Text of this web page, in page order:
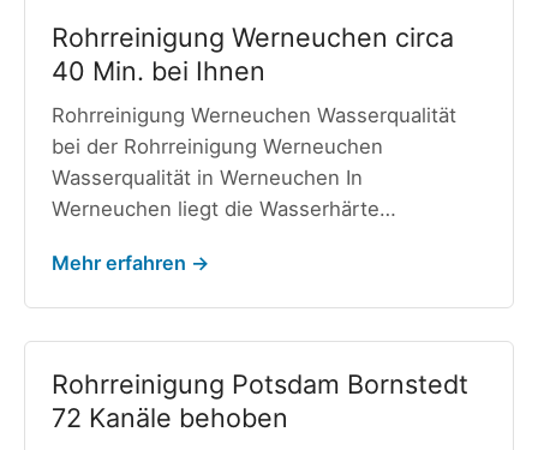
Rohrreinigung Werneuchen circa
40 Min. bei Ihnen
Rohrreinigung Werneuchen Wasserqualität
bei der Rohrreinigung Werneuchen
Wasserqualität in Werneuchen In
Werneuchen liegt die Wasserhärte…
Mehr erfahren →
Rohrreinigung Potsdam Bornstedt
72 Kanäle behoben